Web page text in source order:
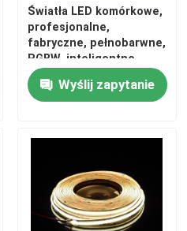
Światła LED komórkowe,
profesjonalne,
fabryczne, pełnobarwne,
RGBW, inteligentne,
światełka IP20 i IP65
Wyślij zapytanie